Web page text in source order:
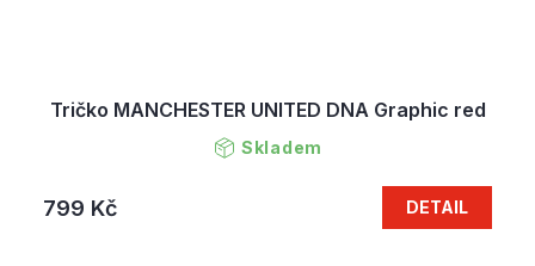
Tričko MANCHESTER UNITED DNA Graphic red
Skladem
799 Kč DETAIL